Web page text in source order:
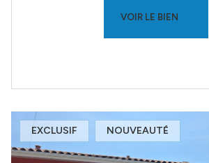
VOIR LE BIEN
EXCLUSIF NOUVEAUTÉ